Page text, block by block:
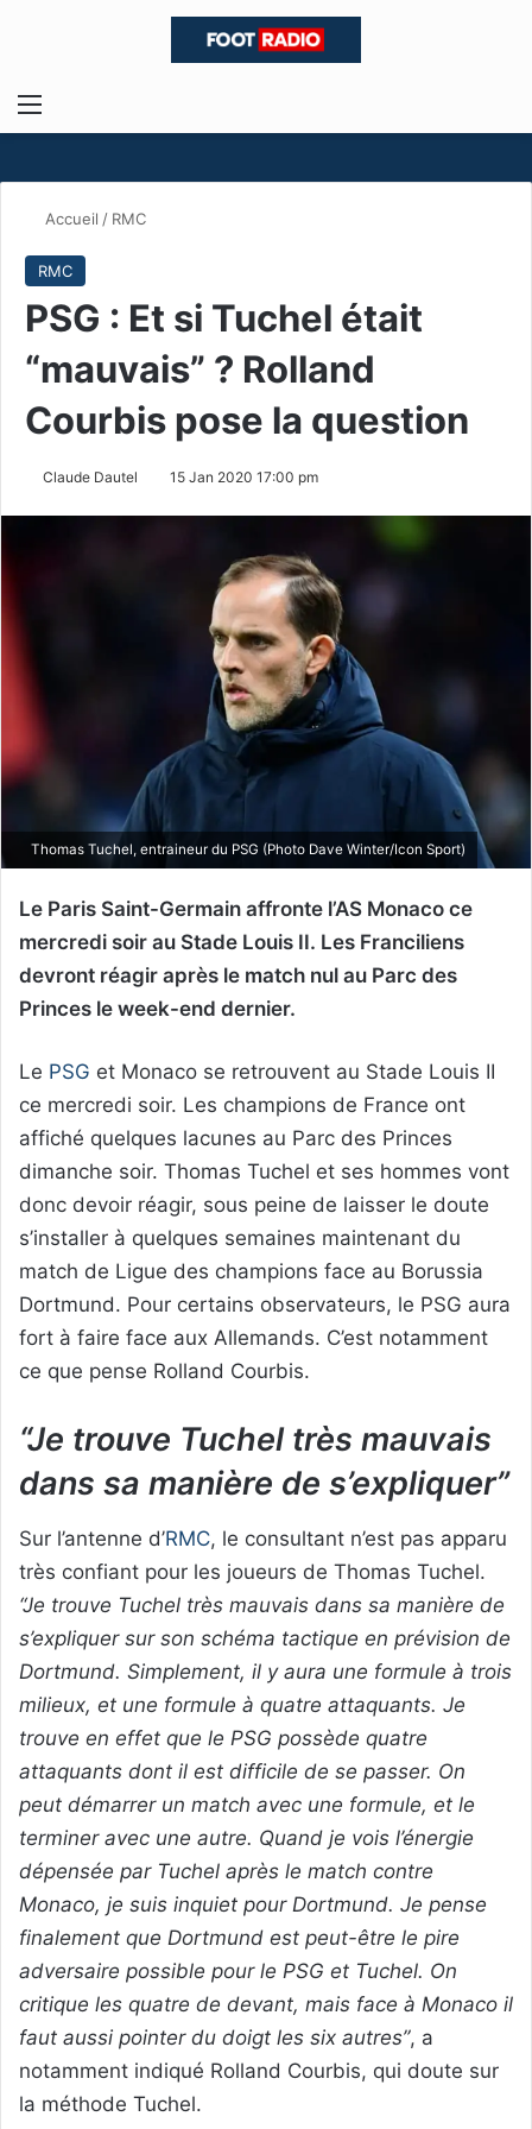
Menu
Accueil / RMC
RMC
PSG : Et si Tuchel était
“mauvais” ? Rolland
Courbis pose la question
Claude Dautel 15 Jan 2020 17:00 pm
Thomas Tuchel, entraineur du PSG (Photo Dave Winter/Icon Sport)
Le Paris Saint-Germain affronte l’AS Monaco ce
mercredi soir au Stade Louis II. Les Franciliens
devront réagir après le match nul au Parc des
Princes le week-end dernier.
Le PSG et Monaco se retrouvent au Stade Louis II
ce mercredi soir. Les champions de France ont
affiché quelques lacunes au Parc des Princes
dimanche soir. Thomas Tuchel et ses hommes vont
donc devoir réagir, sous peine de laisser le doute
s’installer à quelques semaines maintenant du
match de Ligue des champions face au Borussia
Dortmund. Pour certains observateurs, le PSG aura
fort à faire face aux Allemands. C’est notamment
ce que pense Rolland Courbis.
“Je trouve Tuchel très mauvais
dans sa manière de s’expliquer”
Sur l’antenne d’RMC, le consultant n’est pas apparu
très confiant pour les joueurs de Thomas Tuchel.
“Je trouve Tuchel très mauvais dans sa manière de
s’expliquer sur son schéma tactique en prévision de
Dortmund. Simplement, il y aura une formule à trois
milieux, et une formule à quatre attaquants. Je
trouve en effet que le PSG possède quatre
attaquants dont il est difficile de se passer. On
peut démarrer un match avec une formule, et le
terminer avec une autre. Quand je vois l’énergie
dépensée par Tuchel après le match contre
Monaco, je suis inquiet pour Dortmund. Je pense
finalement que Dortmund est peut-être le pire
adversaire possible pour le PSG et Tuchel. On
critique les quatre de devant, mais face à Monaco il
faut aussi pointer du doigt les six autres”, a
notamment indiqué Rolland Courbis, qui doute sur
la méthode Tuchel.